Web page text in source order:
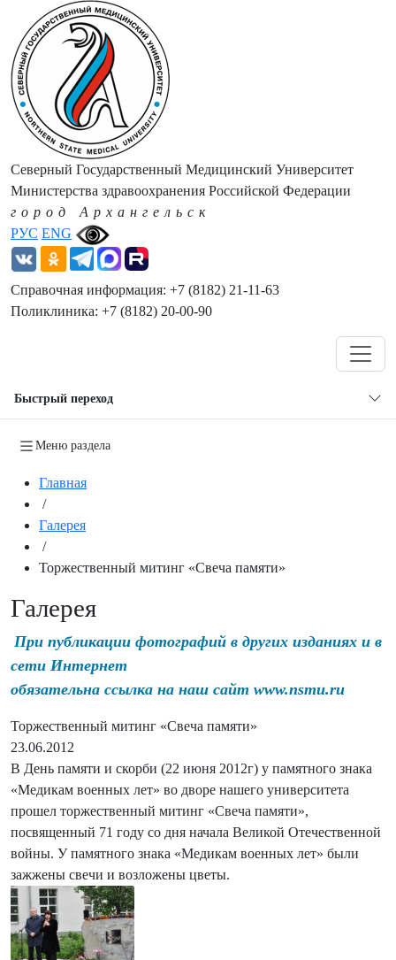
РУС ENG
Северный Государственный Медицинский Университет
Министерства здравоохранения Российской Федерации
город Архангельск
Справочная информация: +7 (8182) 21-11-63
Поликлиника: +7 (8182) 20-00-90
Быстрый переход
Меню раздела
Главная
/
Галерея
/
Торжественный митинг «Свеча памяти»
Галерея
При публикации фотографий в других изданиях и в
сети Интернет
обязательна ссылка на наш сайт www.nsmu.ru
Торжественный митинг «Свеча памяти»
23.06.2012
В День памяти и скорби (22 июня 2012г) у памятного знака
«Медикам военных лет» во дворе нашего университета
прошел торжественный митинг «Свеча памяти»,
посвященный 71 году со дня начала Великой Отечественной
войны. У памятного знака «Медикам военных лет» были
зажжены свечи и возложены цветы.